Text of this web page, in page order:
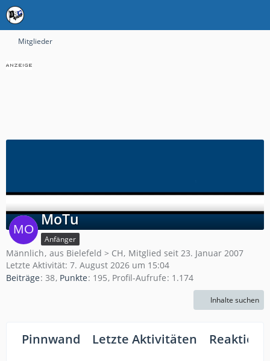
Mitglieder
MoTu
Anfänger
Männlich aus Bielefeld > CH Mitglied seit 23. Januar 2007
Letzte Aktivität: 7. August 2026 um 15:04
Beiträge 38 Punkte 195 Profil-Aufrufe 1.174
Inhalte suchen
Pinnwand Letzte Aktivitäten